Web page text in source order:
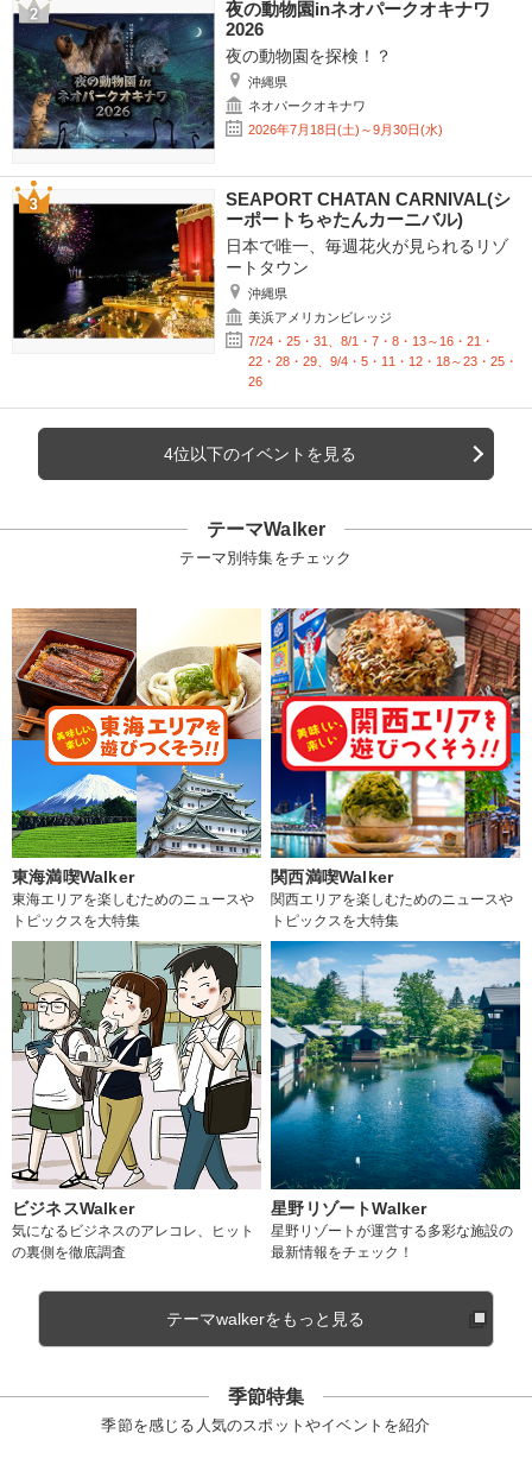
夜の動物園inネオパークオキナワ
2026
夜の動物園を探検！？
沖縄県
ネオパークオキナワ
2026年7月18日(土)～9月30日(水)
SEAPORT CHATAN CARNIVAL(シ
ーポートちゃたんカーニバル)
日本で唯一、毎週花火が見られるリゾ
ートタウン
沖縄県
美浜アメリカンビレッジ
7/24・25・31、8/1・7・8・13～16・21・
22・28・29、9/4・5・11・12・18～23・25・
26
4位以下のイベントを見る
テーマWalker
テーマ別特集をチェック
東海満喫Walker
東海エリアを楽しむためのニュースや
トピックスを大特集
関西満喫Walker
関西エリアを楽しむためのニュースや
トピックスを大特集
ビジネスWalker
気になるビジネスのアレコレ、ヒット
の裏側を徹底調査
星野リゾートWalker
星野リゾートが運営する多彩な施設の
最新情報をチェック！
テーマwalkerをもっと見る
季節特集
季節を感じる人気のスポットやイベントを紹介